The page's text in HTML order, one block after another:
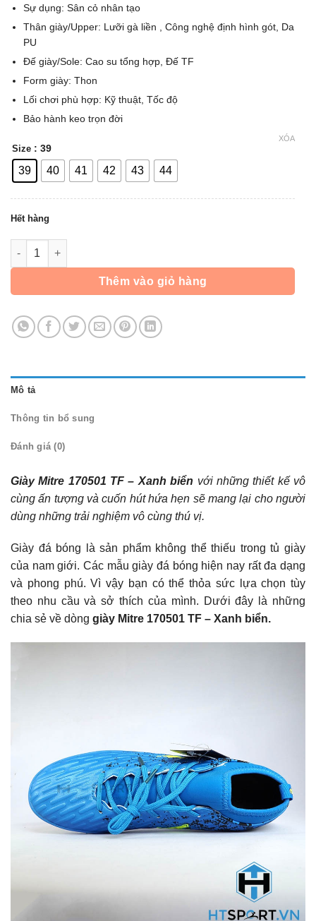
Sự dụng: Sân cỏ nhân tạo
Thân giày/Upper: Lưỡi gà liền , Công nghệ định hình gót, Da
PU
Đế giày/Sole: Cao su tổng hợp, Đế TF
Form giày: Thon
Lối chơi phù hợp: Kỹ thuật, Tốc độ
Bảo hành keo trọn đời
Size : 39
39 40 41 42 43 44
XÓA
Hết hàng
Giày Mitre 170501 TF - Xanh Biển số lượng
Thêm vào giỏ hàng
Mô tả
Thông tin bổ sung
Đánh giá (0)
Giày Mitre 170501 TF – Xanh biển với những thiết kế vô
cùng ấn tượng và cuốn hút hứa hẹn sẽ mang lại cho người
dùng những trải nghiệm vô cùng thú vị.
Giày đá bóng là sản phẩm không thể thiếu trong tủ giày
của nam giới. Các mẫu giày đá bóng hiện nay rất đa dạng
và phong phú. Vì vậy bạn có thể thỏa sức lựa chọn tùy
theo nhu cầu và sở thích của mình. Dưới đây là những
chia sẻ về dòng giày Mitre 170501 TF – Xanh biển.